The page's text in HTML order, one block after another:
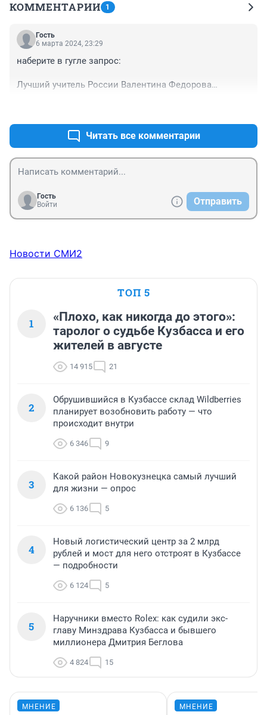
КОММЕНТАРИИ 1
Гость
6 марта 2024, 23:29
наберите в гугле запрос:
Лучший учитель России Валентина Федорова
Читать все комментарии
Гость
Войти
Отправить
Новости СМИ2
ТОП 5
1
«Плохо, как никогда до этого»:
таролог о судьбе Кузбасса и его
жителей в августе
14 915 21
2
Обрушившийся в Кузбассе склад Wildberries
планирует возобновить работу — что
происходит внутри
6 346 9
3
Какой район Новокузнецка самый лучший
для жизни — опрос
6 136 5
4
Новый логистический центр за 2 млрд
рублей и мост для него отстроят в Кузбассе
— подробности
6 124 5
5
Наручники вместо Rolex: как судили экс-
главу Минздрава Кузбасса и бывшего
миллионера Дмитрия Беглова
4 824 15
МНЕНИЕ МНЕНИЕ